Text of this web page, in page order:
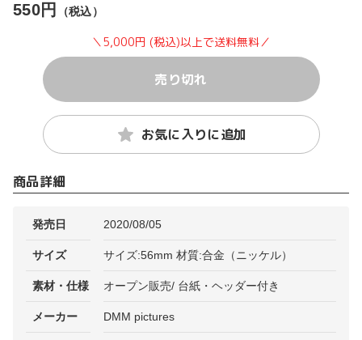
550円
（税込）
＼5,000円 (税込)以上で送料無料／
売り切れ
お気に入りに追加
商品詳細
発売日 2020/08/05
サイズ サイズ:56mm 材質:合金（ニッケル）
素材・仕様 オープン販売/ 台紙・ヘッダー付き
メーカー DMM pictures